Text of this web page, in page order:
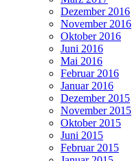
Dezember 2016
November 2016
Oktober 2016
Juni 2016
Mai 2016
Februar 2016
Januar 2016
Dezember 2015
November 2015
Oktober 2015
Juni 2015
Februar 2015